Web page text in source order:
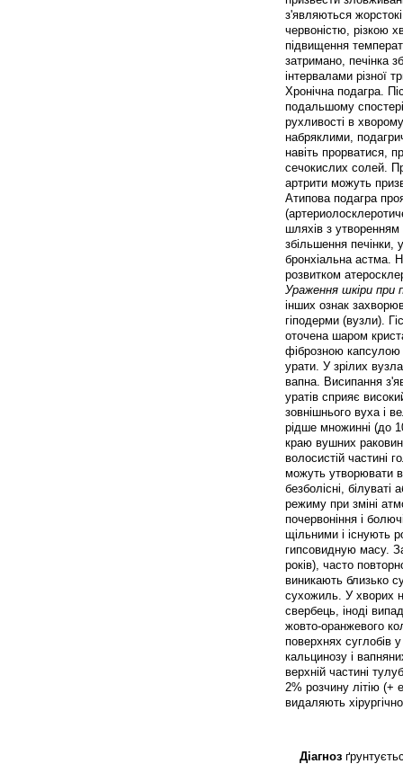
з'являються
червоністю, різкою
підвищення
затримано, печінка
інтервалами різної
Хронічна подагра.
подальшому
рухливості в
набряклими,
навіть прорватися,
сечокислих солей.
артрити можуть
Атипова подагра
шляхів з утворенням
збільшення печінки,
бронхіальна астма.
розвитком
Ураження шкіри при
інших ознак
гіподерми (вузли).
оточена шаром
фіброзною капсулою
урати. У зрілих
вапна. Висипання
уратів сприяє
зовнішнього вуха і
рідше множинні (до
краю вушних раковин,
волосистій частині
можуть утворювати
безболісні,
режиму при зміні
почервоніння і
щільними і існують
гипсовидную масу.
років), часто
виникають близько
сухожиль. У хворих
свербець, іноді
жовто-оранжевого
поверхнях суглобів
кальцинозу і
верхній частині
2% розчину літію (+
видаляють
Діагноз